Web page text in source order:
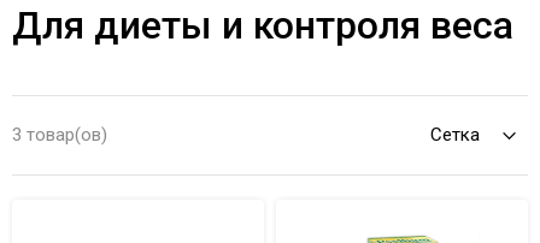
Для диеты и контроля веса
3 товар(ов)